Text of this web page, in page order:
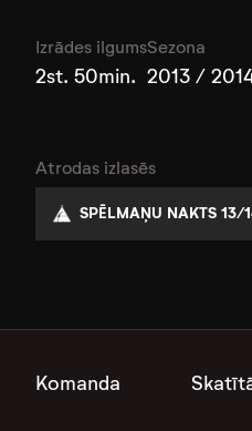
Izrādes ilgums
2st. 50min.
Sezona
2013 /
Atrodas izlasēs
SPĒLMAŅU NAKTS 13/
Komanda